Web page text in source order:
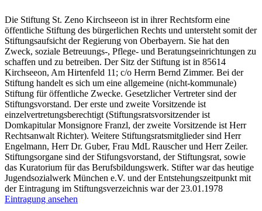
Die Stiftung St. Zeno Kirchseeon ist in ihrer Rechtsform eine
öffentliche Stiftung des bürgerlichen Rechts und untersteht somit der
Stiftungsaufsicht der Regierung von Oberbayern. Sie hat den
Zweck, soziale Betreuungs-, Pflege- und Beratungseinrichtungen zu
schaffen und zu betreiben. Der Sitz der Stiftung ist in 85614
Kirchseeon, Am Hirtenfeld 11; c/o Herrn Bernd Zimmer. Bei der
Stiftung handelt es sich um eine allgemeine (nicht-kommunale)
Stiftung für öffentliche Zwecke. Gesetzlicher Vertreter sind der
Stiftungsvorstand. Der erste und zweite Vorsitzende ist
einzelvertretungsberechtigt (Stiftungsratsvorsitzender ist
Domkapitular Monsignore Franzl, der zweite Vorsitzende ist Herr
Rechtsanwalt Richter). Weitere Stiftungsratsmitglieder sind Herr
Engelmann, Herr Dr. Guber, Frau MdL Rauscher und Herr Zeiler.
Stiftungsorgane sind der Stifungsvorstand, der Stiftungsrat, sowie
das Kuratorium für das Berufsbildungswerk. Stifter war das heutige
Jugendsozialwerk München e.V. und der Entstehungszeitpunkt mit
der Eintragung im Stiftungsverzeichnis war der 23.01.1978
Eintragung ansehen